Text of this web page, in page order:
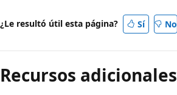
¿Le resultó útil esta página? Sí No
Recursos adicionales